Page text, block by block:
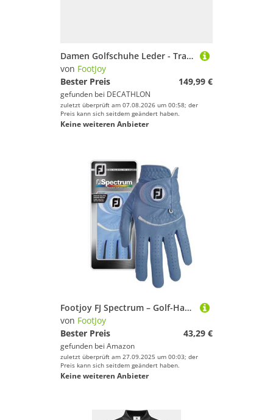
Damen Golfschuhe Leder - Traditions wasserdicht weiß
von FootJoy
Bester Preis
149,99 €
gefunden bei DECATHLON
zuletzt überprüft am 07.08.2026 um 00:58; der
Preis kann sich seitdem geändert haben.
Keine weiteren Anbieter
Footjoy FJ Spectrum – Golf-Handschuhe M blau
von FootJoy
Bester Preis
43,29 €
gefunden bei Amazon
zuletzt überprüft am 27.09.2025 um 00:03; der
Preis kann sich seitdem geändert haben.
Keine weiteren Anbieter